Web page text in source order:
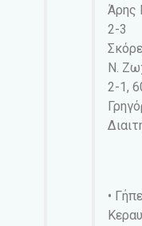
Άρης
2-3
Ν.
2-1,
•